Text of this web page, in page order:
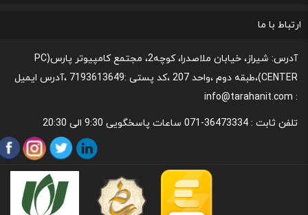
رونداسترداد وجه
روند مرجوعي كالا و نحوه فسخ خدمات
قوانین و مقررات،نحوه ی پرداخت و شیوه ی ارسال
نحوه پشتیبانی و خدمات پس از فروش
ارتباط با ما
آدرس: شیراز، خیابان ملاصدرا، کوچه2، مجتمع کامپیوتر پارس(PC
CENTER)،طبقه دوم ،واحد 207 ،کد پستی :7193613649 ،آدرس ایمیل
: info@tarahanit.com
تلفن ثابت : 36473334-071 ساعات پاسخگویی 9:30 الی 20:30